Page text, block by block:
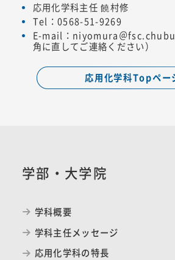
応用化学科主任 饒村修
Tel：0568-51-9269
E-mail：niyomura＠
角に直してご連絡ください）
応用化学科Topペー
学部・大学院
学科概要
学科主任メッセージ
応用化学科の特長